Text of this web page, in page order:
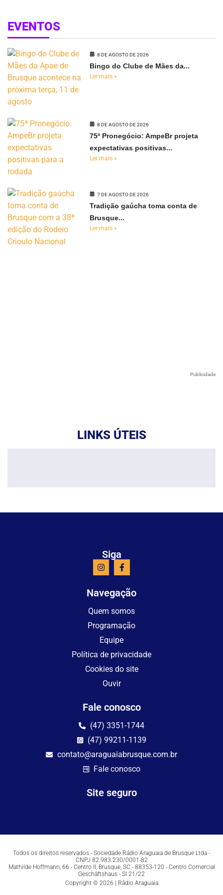
EVENTOS
8 DE AGOSTO DE 2026
Bingo do Clube de Mães da...
Ler mais »
8 DE AGOSTO DE 2026
75ª Pronegócio: AmpeBr projeta
expectativas positivas...
Ler mais »
7 DE AGOSTO DE 2026
Tradição gaúcha toma conta de
Brusque...
Ler mais »
Publicidade
LINKS ÚTEIS
Siga
Navegação
Quem somos
Programação
Equipe
Política de privacidade
Cookies do site
Ouvir
Fale conosco
(47) 3351-1744
(47) 99211-1139
contato@araguaiabrusque.com.br
Fale conosco
Site seguro
Todos os direitos reservados - Sociedade Rádio Araguaia de Brusque Ltda -
CNPJ 82.983.230/0001-82
Mathilde Hoffmann, 66 - Centro II, Brusque, SC - 88353-120 - Centro Comercial
Geschäftshaus - Sl 21/22
Copyright © 2026 | Rádio Araguaia